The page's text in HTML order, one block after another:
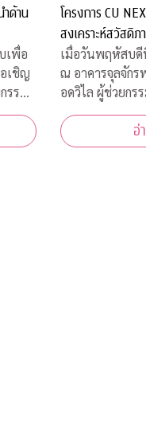
ำด้าน
เพื่อ
เชิญ
รรม
ร่วม
โครงการ CU
สงเคราะห์สวัสดิ
ระทบจากโควิด-19
เมื่อวันพฤหัสบ
ณ อาคารจุลจัก
อดวิไล ผู้ช่วยกร
กสิกรไทย เป็น
โครงการ CU
บาท ร่วมสมทบ
อ่